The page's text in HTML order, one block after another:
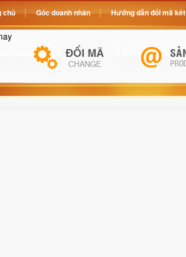
chủ Góc doanh nhân Hướng dẫn đổi mã két